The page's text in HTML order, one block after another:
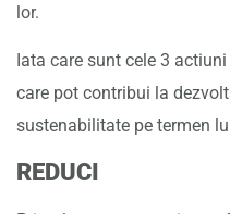
lor.
Iata care sunt cele 3
care pot contribui la
sustenabilitate pe termen
REDUCI